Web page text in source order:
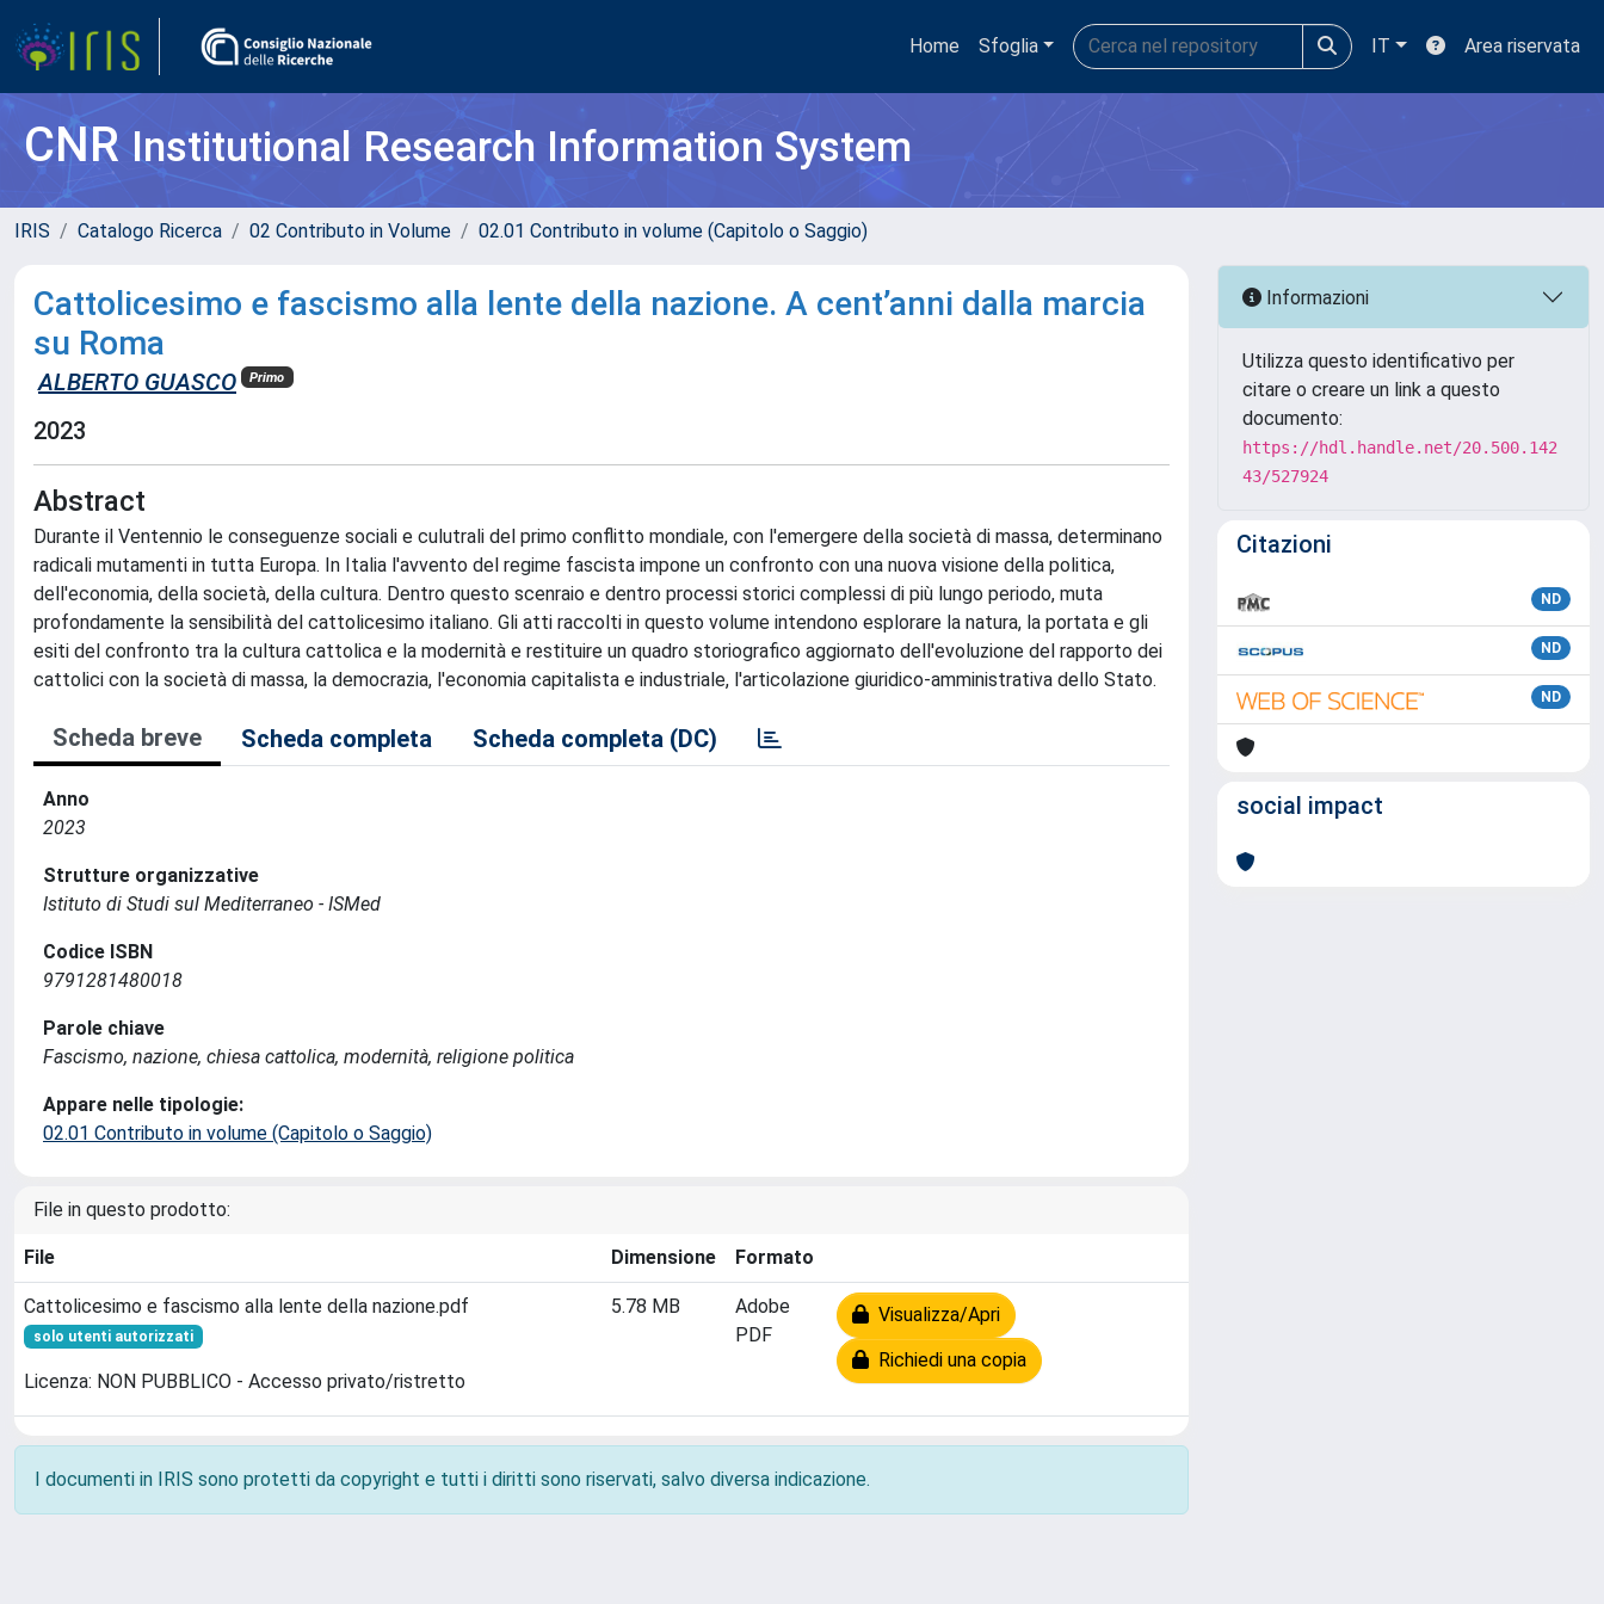
Home Sfoglia IT Area riservata
CNRInstitutional Research Information System
IRIS Catalogo Ricerca 02 Contributo in Volume 02.01 Contributo in volume (Capitolo o Saggio)
Cattolicesimo e fascismo alla lente della nazione. A cent’anni dalla marcia
su Roma
ALBERTO GUASCO Primo
2023
Abstract
Durante il Ventennio le conseguenze sociali e culutrali del primo conflitto mondiale, con l'emergere della società di massa, determinano
radicali mutamenti in tutta Europa. In Italia l'avvento del regime fascista impone un confronto con una nuova visione della politica,
dell'economia, della società, della cultura. Dentro questo scenraio e dentro processi storici complessi di più lungo periodo, muta
profondamente la sensibilità del cattolicesimo italiano. Gli atti raccolti in questo volume intendono esplorare la natura, la portata e gli
esiti del confronto tra la cultura cattolica e la modernità e restituire un quadro storiografico aggiornato dell'evoluzione del rapporto dei
cattolici con la società di massa, la democrazia, l'economia capitalista e industriale, l'articolazione giuridico-amministrativa dello Stato.
Scheda breve Scheda completa Scheda completa (DC)
Anno
2023
Strutture organizzative
Istituto di Studi sul Mediterraneo - ISMed
Codice ISBN
9791281480018
Parole chiave
Fascismo, nazione, chiesa cattolica, modernità, religione politica
Appare nelle tipologie:
02.01 Contributo in volume (Capitolo o Saggio)
File in questo prodotto:
File Dimensione Formato
Cattolicesimo e fascismo alla lente della nazione.pdf
solo utenti autorizzati
Licenza: NON PUBBLICO - Accesso privato/ristretto
5.78 MB
Adobe
PDF
Visualizza/Apri
Richiedi una copia
I documenti in IRIS sono protetti da copyright e tutti i diritti sono riservati, salvo diversa indicazione.
Informazioni
Utilizza questo identificativo per
citare o creare un link a questo
documento:
https://hdl.handle.net/20.500.142
43/527924
Citazioni
ND
ND
ND
social impact